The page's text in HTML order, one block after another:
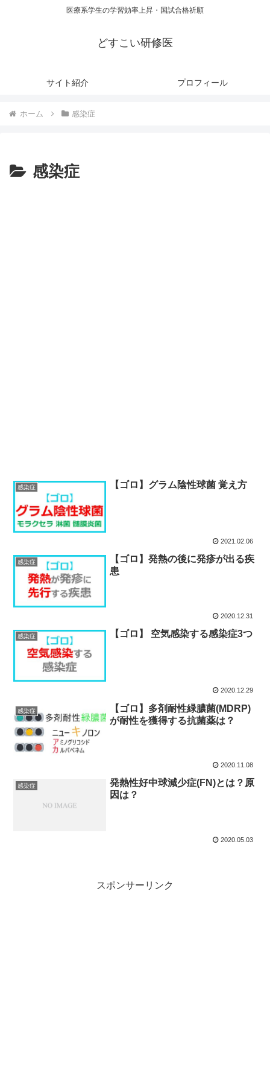
医療系学生の学習効率上昇・国試合格祈願
どすこい研修医
サイト紹介 プロフィール
ホーム 感染症
感染症
感染症 【ゴロ】グラム陰性球菌 覚え方
2021.02.06
感染症
【ゴロ】発熱の後に発疹が出る疾
患
2020.12.31
感染症 【ゴロ】 空気感染する感染症3つ
2020.12.29
感染症
【ゴロ】多剤耐性緑膿菌(MDRP)
が耐性を獲得する抗菌薬は？
2020.11.08
感染症
発熱性好中球減少症(FN)とは？原
因は？
2020.05.03
スポンサーリンク